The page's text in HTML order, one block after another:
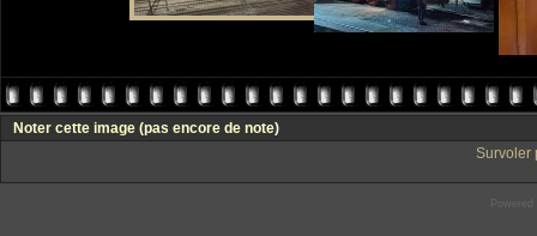
Noter cette image (pas encore de note)
Survoler